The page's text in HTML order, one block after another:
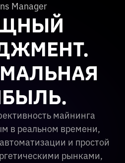
Manager
майнинга
в реальном времени,
и простой
рынками,